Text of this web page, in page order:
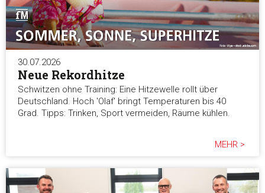
Marketing
Alle akzeptieren
Auswahl erlauben
30.07.2026
Neue Rekordhitze
Schwitzen ohne Training: Eine Hitzewelle rollt über
Deutschland. Hoch 'Olaf' bringt Temperaturen bis 40
Grad. Tipps: Trinken, Sport vermeiden, Räume kühlen.
MEHR >